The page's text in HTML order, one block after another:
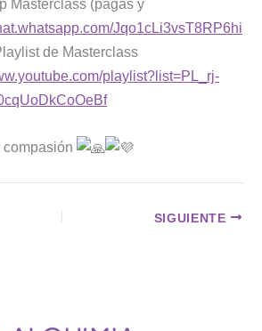
Jqo1cLi3vsT8RP6hi
de Masterclass
playlist?list=PL_rj-
compasión
SIGUIENTE